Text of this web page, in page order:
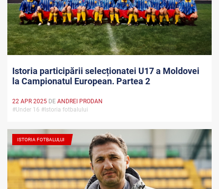
Istoria participării selecționatei U17 a Moldovei
la Campionatul European. Partea 2
22 APR 2025 DE ANDREI PRODAN
#Under 16 #Istoria fotbalului
ISTORIA FOTBALULUI